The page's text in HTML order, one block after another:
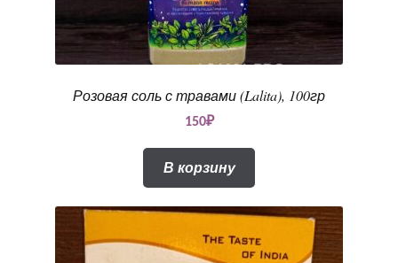
Розовая соль с травами (Lalita), 100гр
150₽
В корзину